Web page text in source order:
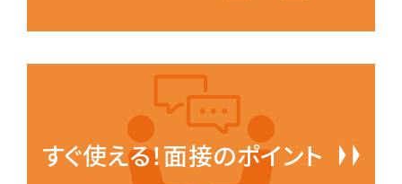
すぐ使える！面接のポイント